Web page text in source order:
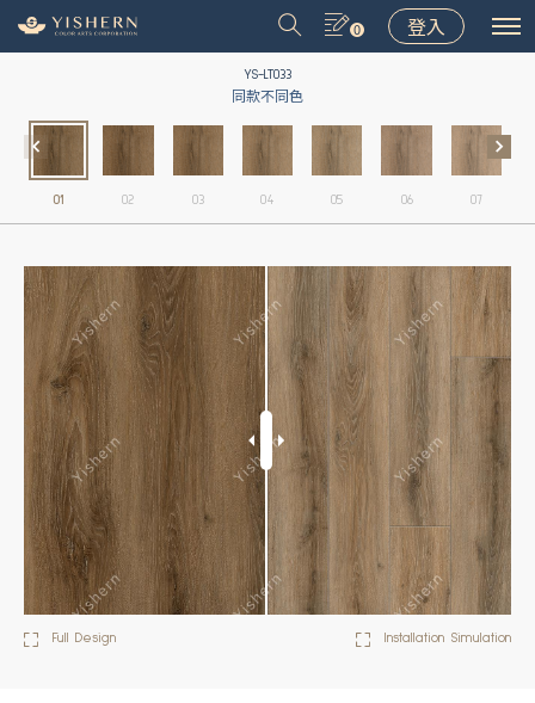
0 登入
YS-LT033
同款不同色
01 02 03 04 05 06 07
Full Design Installation Simulation